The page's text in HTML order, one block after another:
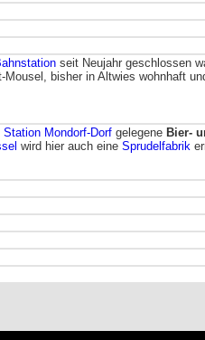
seit Neujahr geschlossen
bisher in Altwies wohnhaft
Station Mondorf-Dorf gelegene Bier-
wird hier auch eine Sprudelfabrik